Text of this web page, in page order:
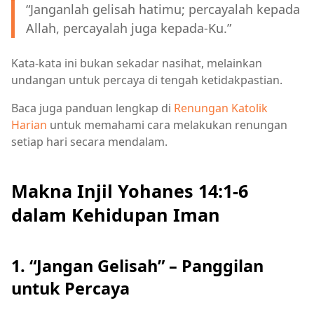
“Janganlah gelisah hatimu; percayalah kepada
Allah, percayalah juga kepada-Ku.”
Kata-kata ini bukan sekadar nasihat, melainkan
undangan untuk percaya di tengah ketidakpastian.
Baca juga panduan lengkap di Renungan Katolik
Harian untuk memahami cara melakukan renungan
setiap hari secara mendalam.
Makna Injil Yohanes 14:1-6
dalam Kehidupan Iman
1. “Jangan Gelisah” – Panggilan
untuk Percaya